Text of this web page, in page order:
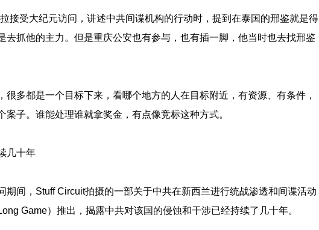
接受大纪元访问，讲述中共间谍机构的行动时，提到在泰国的邢鉴就是得
去抓他的主力。但是重庆公安也有参与，也有插一脚，他当时也去找邢鉴
很多都是一个目标下来，看哪个地方的人在目标附近，有资源、有条件，
子。谁能处理谁就拿奖金，有点像竞标这种方式。
几十年
期间，Stuff Circuit拍摄的一部关于中共在新西兰进行统战渗透和间谍活动
Game）推出，揭露中共对该国的侵蚀和干涉已经持续了几十年。